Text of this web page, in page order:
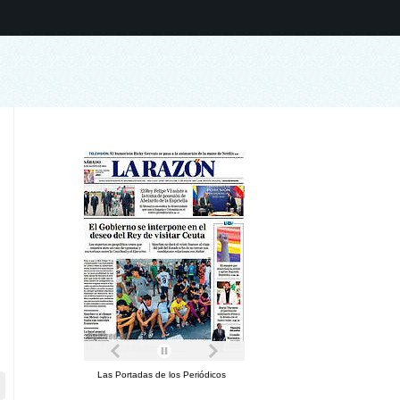
Las Portadas de los Periódicos